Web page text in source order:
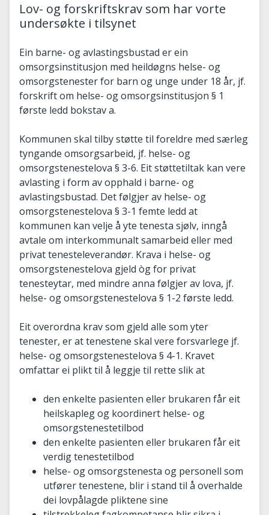
Lov- og forskriftskrav som har vorte
undersøkte i tilsynet
Ein barne- og avlastingsbustad er ein
omsorgsinstitusjon med heildøgns helse- og
omsorgstenester for barn og unge under 18 år, jf.
forskrift om helse- og omsorgsinstitusjon § 1
første ledd bokstav a.
Kommunen skal tilby støtte til foreldre med særleg
tyngande omsorgsarbeid, jf. helse- og
omsorgstenestelova § 3-6. Eit støttetiltak kan vere
avlasting i form av opphald i barne- og
avlastingsbustad. Det følgjer av helse- og
omsorgstenestelova § 3-1 femte ledd at
kommunen kan velje å yte tenesta sjølv, inngå
avtale om interkommunalt samarbeid eller med
privat tenesteleverandør. Krava i helse- og
omsorgstenestelova gjeld òg for privat
tenesteytar, med mindre anna følgjer av lova, jf.
helse- og omsorgstenestelova § 1-2 første ledd.
Eit overordna krav som gjeld alle som yter
tenester, er at tenestene skal vere forsvarlege jf.
helse- og omsorgstenestelova § 4-1. Kravet
omfattar ei plikt til å leggje til rette slik at
den enkelte pasienten eller brukaren får eit
heilskapleg og koordinert helse- og
omsorgstenestetilbod
den enkelte pasienten eller brukaren får eit
verdig tenestetilbod
helse- og omsorgstenesta og personell som
utfører tenestene, blir i stand til å overhalde
dei lovpålagde pliktene sine